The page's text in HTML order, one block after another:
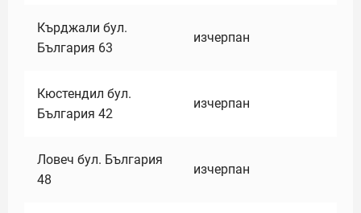
Кърджали бул.
България 63
изчерпан
Кюстендил бул.
България 42
изчерпан
Ловеч бул. България
48
изчерпан